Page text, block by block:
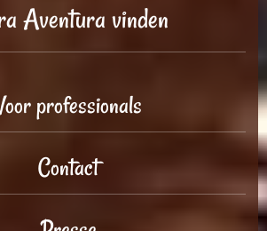
Aventura vinden
professionals
Contact